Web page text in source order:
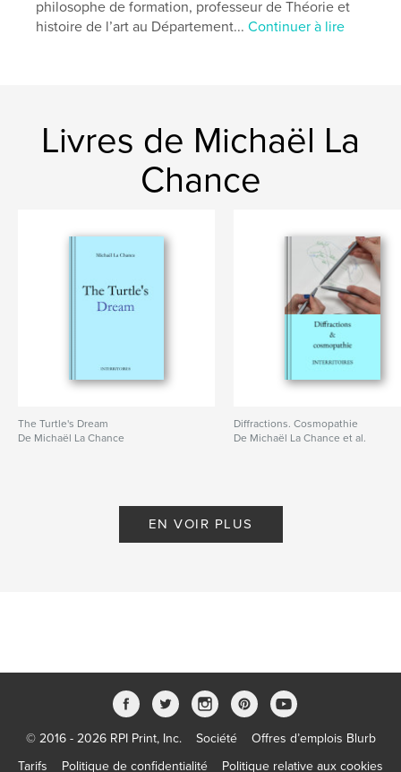
philosophe de formation, professeur de Théorie et
histoire de l’art au Département...Continuer à lire
Livres de Michaël La
Chance
The Turtle's Dream
De Michaël La Chance
Diffractions. Cosmopathie
De Michaël La Chance et al.
EN VOIR PLUS
© 2016 - 2026 RPI Print, Inc. Société
Offres d’emplois Blurb
Tarifs
Politique de confidentialité Politique relative aux cookies